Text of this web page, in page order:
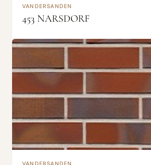
VANDERSANDEN
453 NARSDORF
VANDERSANDEN